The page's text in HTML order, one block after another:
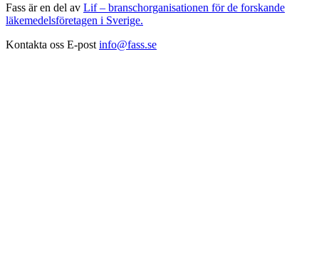
Fass är en del av Lif – branschorganisationen för de forskande
läkemedelsföretagen i Sverige.
Kontakta oss E-post info@fass.se